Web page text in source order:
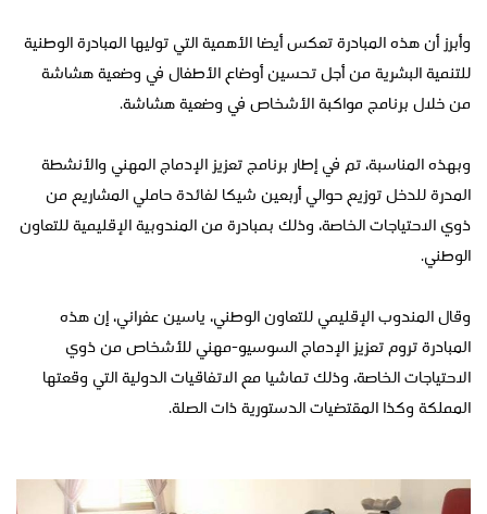
وأبرز أن هذه المبادرة تعكس أيضا الأهمية التي توليها المبادرة الوطنية
للتنمية البشرية من أجل تحسين أوضاع الأطفال في وضعية هشاشة
من خلال برنامج مواكبة الأشخاص في وضعية هشاشة.
وبهذه المناسبة، تم في إطار برنامج تعزيز الإدماج المهني والأنشطة
المدرة للدخل توزيع حوالي أربعين شيكا لفائدة حاملي المشاريع من
ذوي الاحتياجات الخاصة، وذلك بمبادرة من المندوبية الإقليمية للتعاون
الوطني.
وقال المندوب الإقليمي للتعاون الوطني، ياسين عفراني، إن هذه
المبادرة تروم تعزيز الإدماج السوسيو-مهني للأشخاص من ذوي
الاحتياجات الخاصة، وذلك تماشيا مع الاتفاقيات الدولية التي وقعتها
المملكة وكذا المقتضيات الدستورية ذات الصلة.